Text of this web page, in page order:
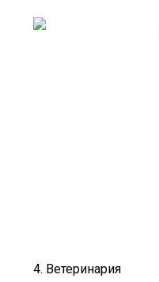
4. Ветеринария